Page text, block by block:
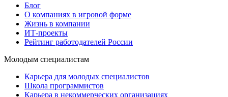
Блог
О компаниях в игровой форме
Жизнь в компании
ИТ-проекты
Рейтинг работодателей России
Молодым специалистам
Карьера для молодых специалистов
Школа программистов
Карьера в некоммерческих организациях